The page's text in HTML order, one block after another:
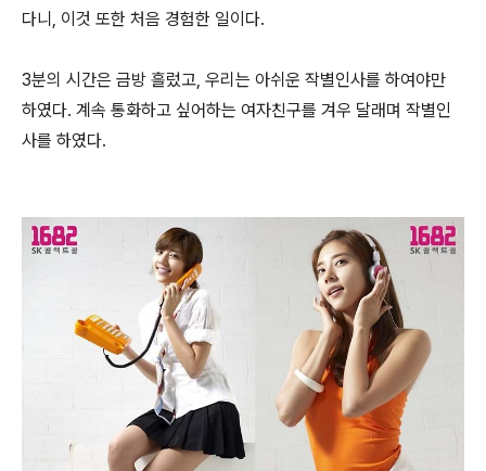
다니, 이것 또한 처음 경험한 일이다.
3분의 시간은 금방 흘렀고, 우리는 아쉬운 작별인사를 하여야만
하였다. 계속 통화하고 싶어하는 여자친구를 겨우 달래며 작별인
사를 하였다.